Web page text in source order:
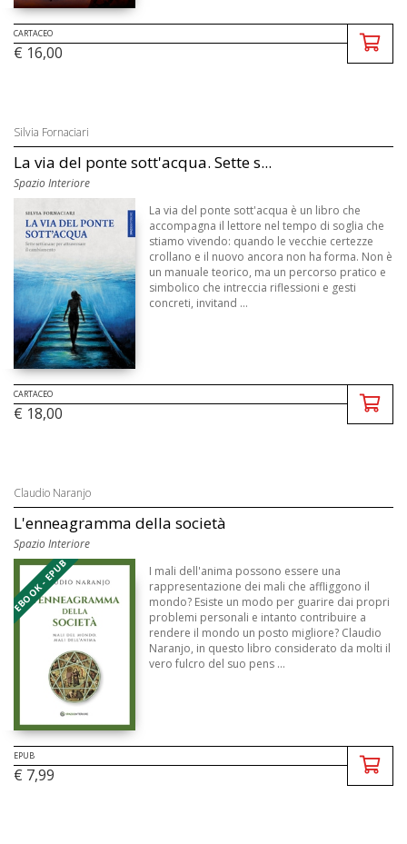
CARTACEO
€ 16,00
Silvia Fornaciari
La via del ponte sott'acqua. Sette s...
Spazio Interiore
La via del ponte sott'acqua è un libro che
accompagna il lettore nel tempo di soglia che
stiamo vivendo: quando le vecchie certezze
crollano e il nuovo ancora non ha forma. Non è
un manuale teorico, ma un percorso pratico e
simbolico che intreccia riflessioni e gesti
concreti, invitand ...
CARTACEO
€ 18,00
Claudio Naranjo
L'enneagramma della società
Spazio Interiore
EBOOK - EPUB
I mali dell'anima possono essere una
rappresentazione dei mali che affliggono il
mondo? Esiste un modo per guarire dai propri
problemi personali e intanto contribuire a
rendere il mondo un posto migliore? Claudio
Naranjo, in questo libro considerato da molti il
vero fulcro del suo pens ...
EPUB
€ 7,99